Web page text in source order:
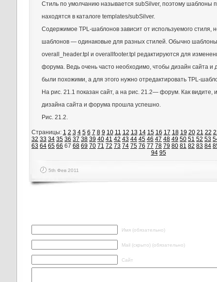
Стиль по умолчанию называется subSilver, поэтому шаблоны
находятся в каталоге templates/subSilver.
Содержимое TPL-шаблонов зависит от используемого стиля,
шаблонов — одинаковые для разных стилей. Обычно шаблоны
overall_header.tpl и overallfooter.tpl редактируются для
форума. Ведь очень часто необходимо, чтобы дизайн сайта и
были похожими, а для этого нужно отредактировать TPL-
На рис. 21.1 показан сайт, а на рис. 21.2— форум. Как видите,
дизайна сайта и форума прошла успешно.
Рис. 21.2.
Страницы: 1 2 3 4 5 6 7 8 9 10 11 12 13 14 15 16 17 18 19 20 21 22
32 33 34 35 36 37 38 39 40 41 42 43 44 45 46 47 48 49 50 51 52 53
63 64 65 66 67 68 69 70 71 72 73 74 75 76 77 78 79 80 81 82 83 84
94 95
5th Фев 2011
Имя (обязательно)
Mail (скрыто) (обязательно)
Сайт